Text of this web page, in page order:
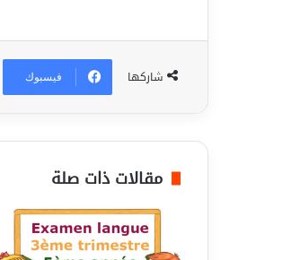
شاركها فيسبوك
مقالات ذات صلة